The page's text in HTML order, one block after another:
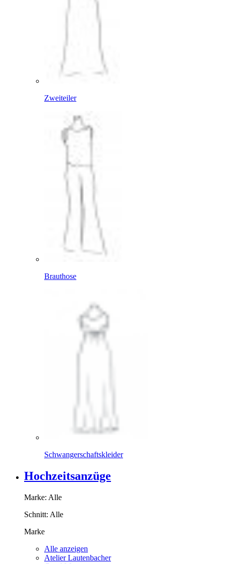
Zweiteiler
Brauthose
Schwangerschaftskleider
Hochzeitsanzüge
Marke: Alle
Schnitt: Alle
Marke
Alle anzeigen
Atelier Lautenbacher